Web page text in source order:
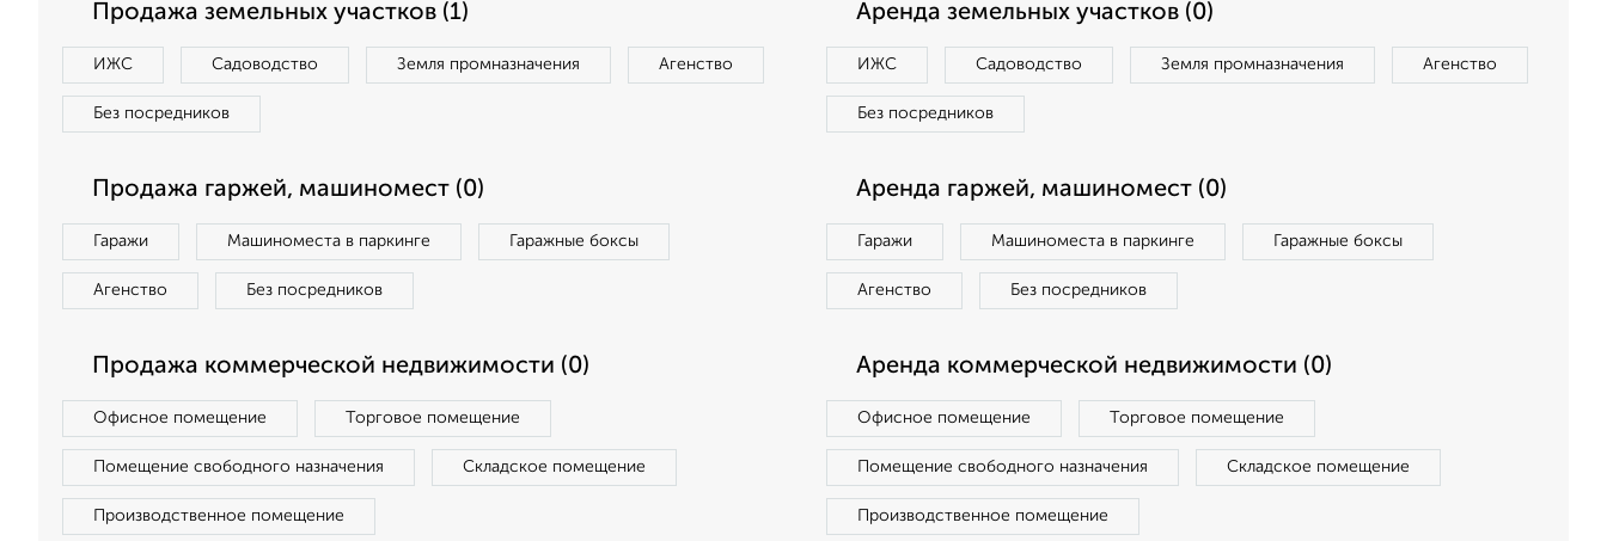
Продажа земельных участков (1)
ИЖС Садоводство Земля промназначения Агенство
Без посредников
Аренда земельных участков (0)
ИЖС Садоводство Земля промназначения Агенство
Без посредников
Продажа гаржей, машиномест (0)
Гаражи Машиноместа в паркинге Гаражные боксы
Агенство Без посредников
Аренда гаржей, машиномест (0)
Гаражи Машиноместа в паркинге Гаражные боксы
Агенство Без посредников
Продажа коммерческой недвижимости (0)
Офисное помещение Торговое помещение
Помещение свободного назначения Складское помещение
Производственное помещение
Аренда коммерческой недвижимости (0)
Офисное помещение Торговое помещение
Помещение свободного назначения Складское помещение
Производственное помещение